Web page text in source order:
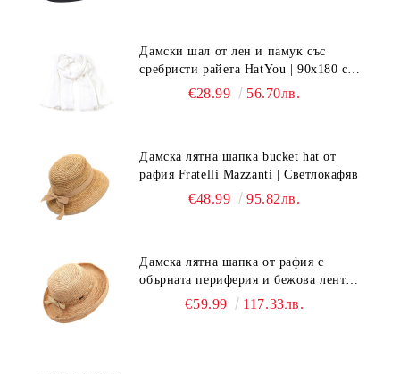
Дамски шал от лен и памук със
сребристи райета HatYou | 90x180 см |
€28.99 56.70лв.
Дамска лятна шапка bucket hat от
рафия Fratelli Mazzanti | Светлокафяв
€48.99 95.82лв.
Дамска лятна шапка от рафия с
обърната периферия и бежова лента
Fratelli Mazzanti | Натурален
€59.99 117.33лв.